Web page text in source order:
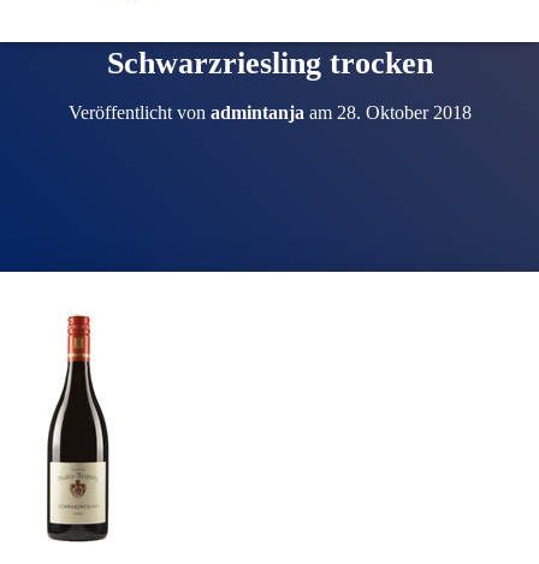
Schwarzriesling trocken
Veröffentlicht von admintanja am 28. Oktober 2018